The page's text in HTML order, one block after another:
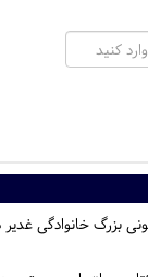
بزرگ خانوادگی غدیر